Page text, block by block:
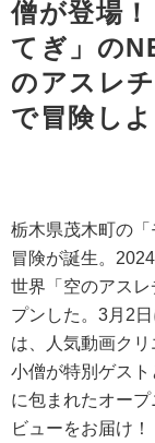
僧が登場
てぎ」の
のアスレ
で冒険しよ
栃木県茂木町の
冒険が誕生。
世界「空のアス
プンした。3月2
は、人気動画ク
小僧が特別ゲス
に包まれたオー
ビューをお届け！